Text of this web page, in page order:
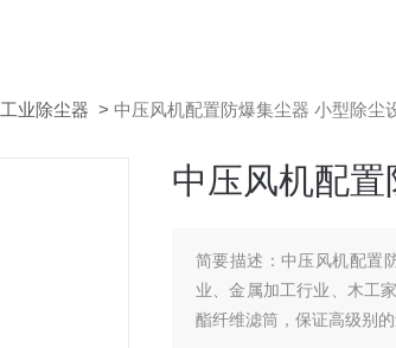
工业除尘器 > 中压风机配置防爆集尘器 小型除尘
中压风机配
简要描述： 中压风机配置
业、金属加工行业、木工
酯纤维滤筒，保证高级别的